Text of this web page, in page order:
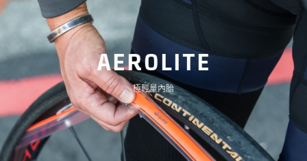
AEROLITE
極輕量內胎